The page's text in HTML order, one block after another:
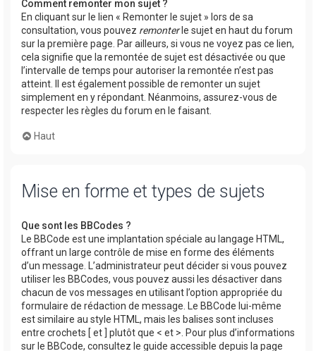
Comment remonter mon sujet ?
En cliquant sur le lien « Remonter le sujet » lors de sa
consultation, vous pouvez remonterle sujet en haut du forum
sur la première page. Par ailleurs, si vous ne voyez pas ce lien,
cela signifie que la remontée de sujet est désactivée ou que
l’intervalle de temps pour autoriser la remontée n’est pas
atteint. Il est également possible de remonter un sujet
simplement en y répondant. Néanmoins, assurez-vous de
respecter les règles du forum en le faisant.
Haut
Mise en forme et types de sujets
Que sont les BBCodes ?
Le BBCode est une implantation spéciale au langage HTML,
offrant un large contrôle de mise en forme des éléments
d’un message. L’administrateur peut décider si vous pouvez
utiliser les BBCodes, vous pouvez aussi les désactiver dans
chacun de vos messages en utilisant l’option appropriée du
formulaire de rédaction de message. Le BBCode lui-même
est similaire au style HTML, mais les balises sont incluses
entre crochets [ et ] plutôt que < et >. Pour plus d’informations
sur le BBCode, consultez le guide accessible depuis la page